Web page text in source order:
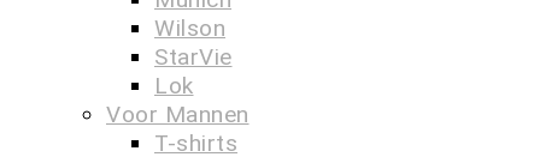
Wilson
StarVie
Lok
Voor Mannen
T-shirts